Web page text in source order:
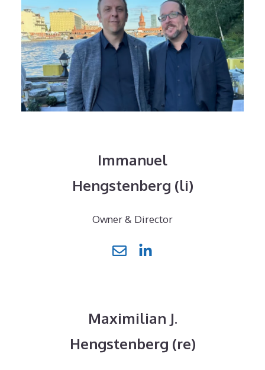
Immanuel
Hengstenberg (li)
Owner & Director
Maximilian J.
Hengstenberg (re)